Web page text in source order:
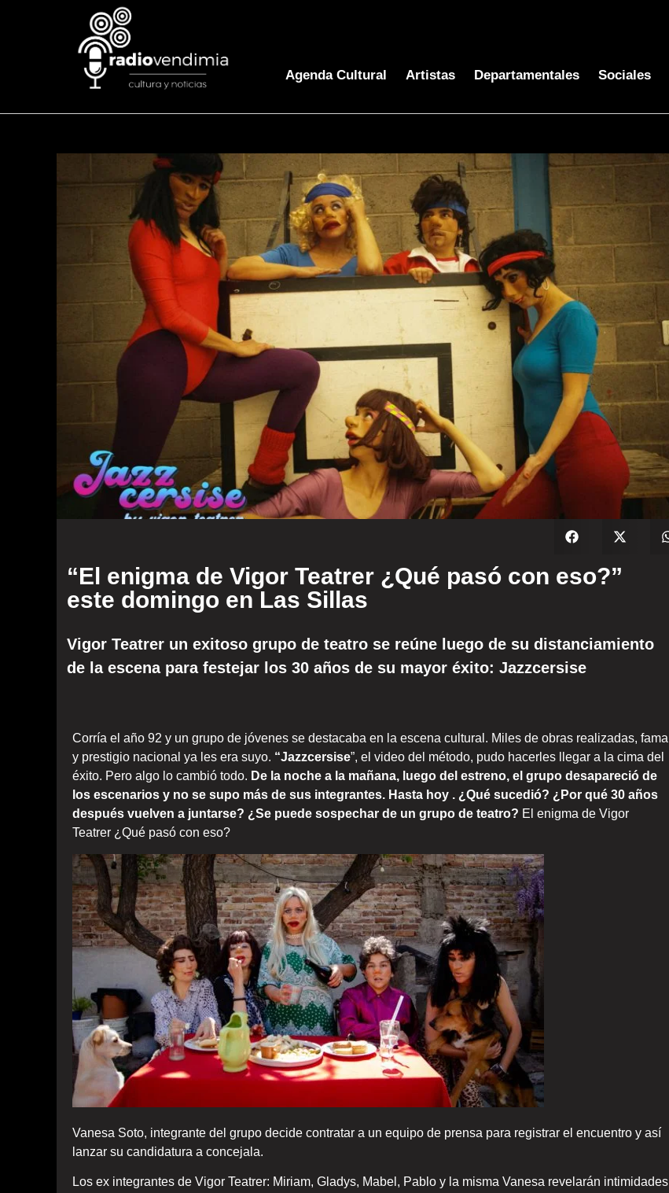
Agenda Cultural Artistas Departamentales Sociales
“El enigma de Vigor Teatrer ¿Qué pasó con eso?”
este domingo en Las Sillas
Vigor Teatrer un exitoso grupo de teatro se reúne luego de su distanciamiento
de la escena para festejar los 30 años de su mayor éxito: Jazzcersise
Corría el año 92 y un grupo de jóvenes se destacaba en la escena cultural. Miles de obras realizadas, fama
y prestigio nacional ya les era suyo. “Jazzcersise”, el video del método, pudo hacerles llegar a la cima del
éxito. Pero algo lo cambió todo. De la noche a la mañana, luego del estreno, el grupo desapareció de
los escenarios y no se supo más de sus integrantes. Hasta hoy . ¿Qué sucedió? ¿Por qué 30 años
después vuelven a juntarse? ¿Se puede sospechar de un grupo de teatro? El enigma de Vigor
Teatrer ¿Qué pasó con eso?
Vanesa Soto, integrante del grupo decide contratar a un equipo de prensa para registrar el encuentro y así
lanzar su candidatura a concejala.
Los ex integrantes de Vigor Teatrer: Miriam, Gladys, Mabel, Pablo y la misma Vanesa revelarán intimidades